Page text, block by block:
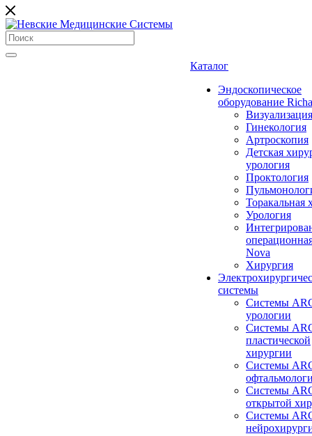
Каталог
Эндоскопическое
оборудование
Визуализация
Гинекология
Артроскопия
Детская
урология
Проктология
Торакальная
Урология
Nova
Хирургия
системы
Системы
урологии
Системы
пластической
хирургии
Системы
Системы
открытой
Системы